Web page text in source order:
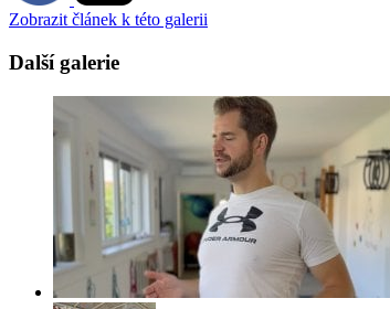
Zobrazit článek k této galerii
Další galerie